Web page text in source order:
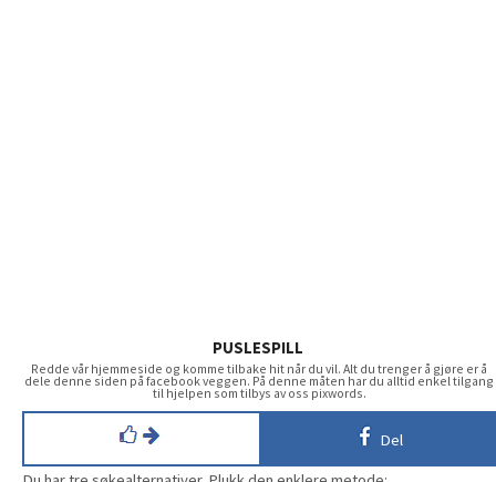
PUSLESPILL
Redde vår hjemmeside og komme tilbake hit når du vil. Alt du trenger å gjøre er å
dele denne siden på facebook veggen. På denne måten har du alltid enkel tilgang
til hjelpen som tilbys av oss pixwords.
Del